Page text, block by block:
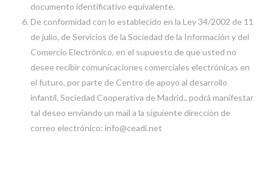
documento identificativo equivalente.
De conformidad con lo establecido en la Ley 34/2002 de 11
de julio, de Servicios de la Sociedad de la Información y del
Comercio Electrónico, en el supuesto de que usted no
desee recibir comunicaciones comerciales electrónicas en
el futuro, por parte de Centro de apoyo al desarrollo
infantil. Sociedad Cooperativa de Madrid., podrá manifestar
tal deseo enviando un mail a la siguiente dirección de
correo electrónico: info@ceadi.net